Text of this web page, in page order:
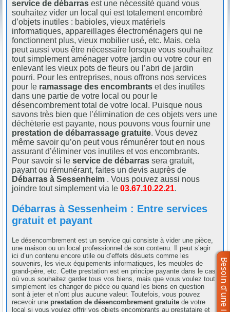
service de débarras est une nécessité quand vous
souhaitez vider un local qui est totalement encombré
d’objets inutiles : babioles, vieux matériels
informatiques, appareillages électroménagers qui ne
fonctionnent plus, vieux mobilier usé, etc. Mais, cela
peut aussi vous être nécessaire lorsque vous souhaitez
tout simplement aménager votre jardin ou votre cour en
enlevant les vieux pots de fleurs ou l’abri de jardin
pourri. Pour les entreprises, nous offrons nos services
pour le ramassage des encombrants et des inutiles
dans une partie de votre local ou pour le
désencombrement total de votre local. Puisque nous
savons très bien que l’élimination de ces objets vers une
déchèterie est payante, nous pouvons vous fournir une
prestation de débarrassage gratuite. Vous devez
même savoir qu’on peut vous rémunérer tout en nous
assurant d’éliminer vos inutiles et vos encombrants.
Pour savoir si leservice de débarras sera gratuit,
payant ou rémunérant, faites un devis auprès de
Débarras à Sessenheim . Vous pouvez aussi nous
joindre tout simplement via le03.67.10.22.21.
Débarras à Sessenheim : Entre services
gratuit et payant
Le désencombrement est un service qui consiste à vider une pièce,
une maison ou un local professionnel de son contenu. Il peut s’agir
ici d’un contenu encore utile ou d’effets désuets comme les
souvenirs, les vieux équipements informatiques, les meubles de
grand-père, etc. Cette prestation est en principe payante dans le cas
où vous souhaitez garder tous vos biens, mais que vous voulez tout
simplement les changer de pièce ou quand les biens en question
sont à jeter et n’ont plus aucune valeur. Toutefois, vous pouvez
recevoir une prestation de désencombrement gratuite de votre
local si vous voulez offrir vos objets encombrants au prestataire et